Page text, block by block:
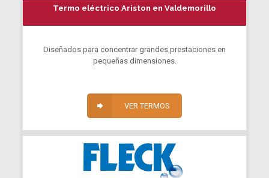
Termo eléctrico Ariston en Valdemorillo
Diseñados para concentrar grandes prestaciones en
pequeñas dimensiones.
VER TERMOS